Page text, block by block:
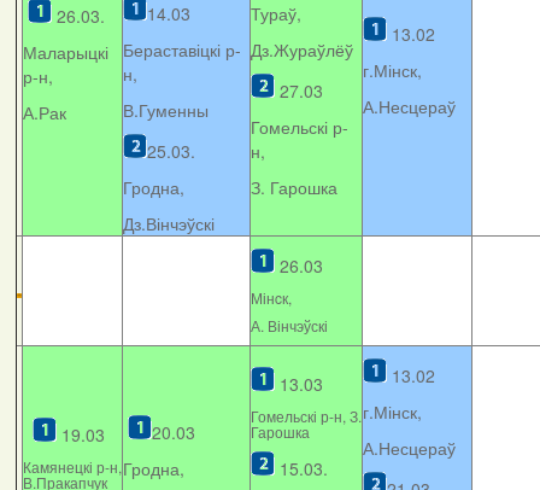
26.03.
Маларыцкі
р-н,
А.Рак
14.03
Бераставіцкі р-
н,
В.Гуменны
25.03.
Гродна,
Дз.Вінчэўскі
Тураў,
Дз.Жураўлёў
27.03
Гомельскі р-
н,
З. Гарошка
13.02
г.Мінск,
А.Несцераў
26.03
Мінcк,
А. Вінчэўскі
19.03
Камянецкі р-н,
В.Пракапчук
20.03
Гродна,
13.03
Гомельскі р-н, З.
Гарошка
15.03.
13.02
г.Мінск,
А.Несцераў